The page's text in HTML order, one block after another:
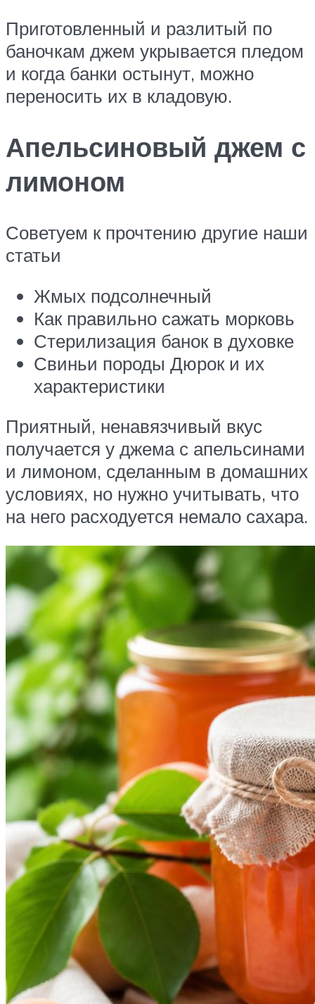
Приготовленный и разлитый по
баночкам джем укрывается пледом
и когда банки остынут, можно
переносить их в кладовую.
Апельсиновый джем с
лимоном
Советуем к прочтению другие наши
статьи
Жмых подсолнечный
Как правильно сажать морковь
Стерилизация банок в духовке
Свиньи породы Дюрок и их
характеристики
Приятный, ненавязчивый вкус
получается у джема с апельсинами
и лимоном, сделанным в домашних
условиях, но нужно учитывать, что
на него расходуется немало сахара.